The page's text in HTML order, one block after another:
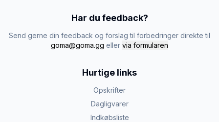
Har du feedback?
Send gerne din feedback og forslag til forbedringer direkte til
goma@goma.gg eller via formularen
Hurtige links
Opskrifter
Dagligvarer
Indkøbsliste